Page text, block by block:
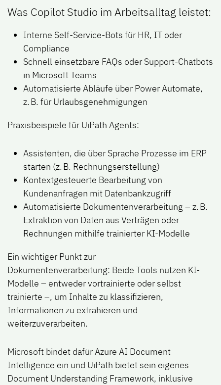
Was Copilot Studio im Arbeitsalltag leistet:
Interne Self-Service-Bots für HR, IT oder
Compliance
Schnell einsetzbare FAQs oder Support-Chatbots
in Microsoft Teams
Automatisierte Abläufe über Power Automate,
z. B. für Urlaubsgenehmigungen
Praxisbeispiele für UiPath Agents:
Assistenten, die über Sprache Prozesse im ERP
starten (z. B. Rechnungserstellung)
Kontextgesteuerte Bearbeitung von
Kundenanfragen mit Datenbankzugriff
Automatisierte Dokumentenverarbeitung – z. B.
Extraktion von Daten aus Verträgen oder
Rechnungen mithilfe trainierter KI-Modelle
Ein wichtiger Punkt zur
Dokumentenverarbeitung: Beide Tools nutzen KI-
Modelle – entweder vortrainierte oder selbst
trainierte –, um Inhalte zu klassifizieren,
Informationen zu extrahieren und
weiterzuverarbeiten.
Microsoft bindet dafür Azure AI Document
Intelligence ein und UiPath bietet sein eigenes
Document Understanding Framework, inklusive